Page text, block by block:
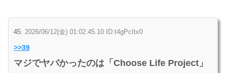
45: 2026/06/12(金) 01:02:45.10 ID:t4gPcItx0
>>39
マジでヤバかったのは「Choose Life Project」